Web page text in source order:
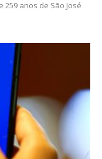
anos de São José